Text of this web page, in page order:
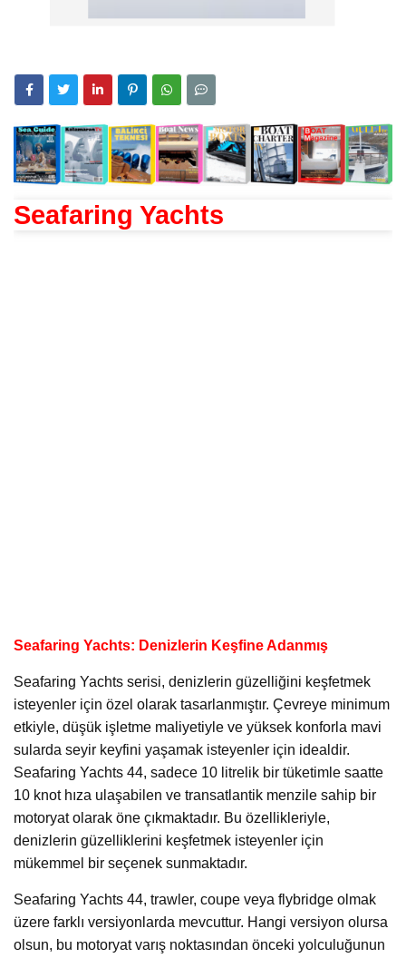
Seafaring Yachts
Seafaring Yachts: Denizlerin Keşfine Adanmış
Seafaring Yachts serisi, denizlerin güzelliğini keşfetmek
isteyenler için özel olarak tasarlanmıştır. Çevreye minimum
etkiyle, düşük işletme maliyetiyle ve yüksek konforla mavi
sularda seyir keyfini yaşamak isteyenler için idealdir.
Seafaring Yachts 44, sadece 10 litrelik bir tüketimle saatte
10 knot hıza ulaşabilen ve transatlantik menzile sahip bir
motoryat olarak öne çıkmaktadır. Bu özellikleriyle,
denizlerin güzelliklerini keşfetmek isteyenler için
mükemmel bir seçenek sunmaktadır.
Seafaring Yachts 44, trawler, coupe veya flybridge olmak
üzere farklı versiyonlarda mevcuttur. Hangi versiyon olursa
olsun, bu motoryat varış noktasından önceki yolculuğunun